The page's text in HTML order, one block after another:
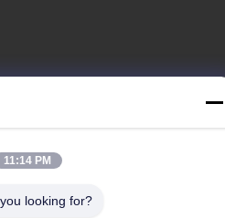
Yongxing, district de Baiyun,
Guangdong, Chine
11:14 PM
looking for?